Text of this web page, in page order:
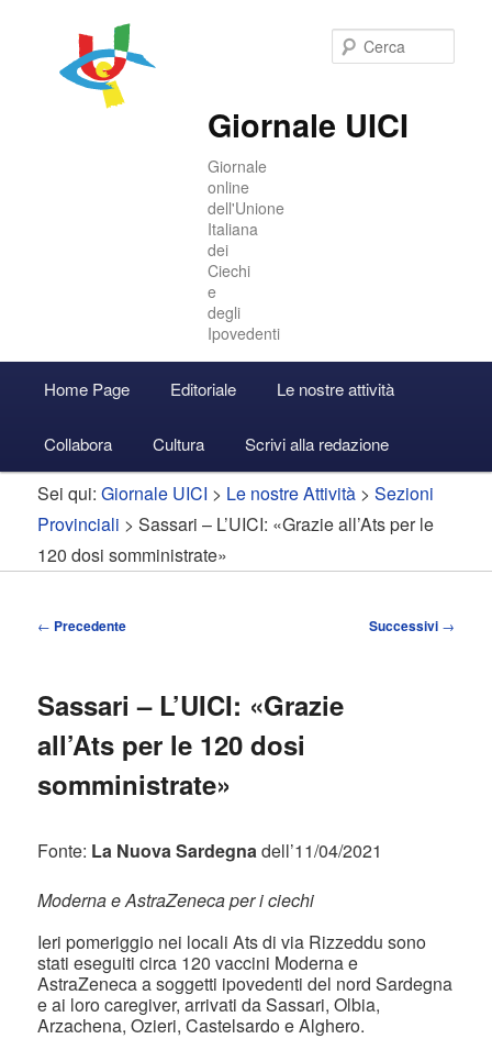
Giornale UICI
Giornale
online
dell'Unione
Italiana
dei
Ciechi
e
degli
Ipovedenti
principale
Vai
al
contenuto
principale
Vai
al
contenuto
secondario
Accedi
Home Page Editoriale Le nostre attività
Collabora Cultura Scrivi alla redazione
Sei qui:Giornale UICI > Le nostre Attività >Sezioni
Provinciali > Sassari – L’UICI: «Grazie all’Ats per le
120 dosi somministrate»
Navigazione
← Precedente Successivi →
Sassari – L’UICI: «Grazie
all’Ats per le 120 dosi
somministrate»
Fonte: La Nuova Sardegnadell’11/04/2021
Moderna e AstraZeneca per i ciechi
Ieri pomeriggio nei locali Ats di via Rizzeddu sono
stati eseguiti circa 120 vaccini Moderna e
AstraZeneca a soggetti ipovedenti del nord Sardegna
e ai loro caregiver, arrivati da Sassari, Olbia,
Arzachena, Ozieri, Castelsardo e Alghero.